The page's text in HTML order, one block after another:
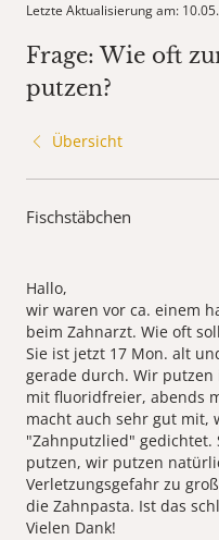
Letzte Aktualisierung am:
Frage: Wie oft
putzen?
Übersicht
Fischstäbchen
Hallo,
wir waren vor ca. einem
beim Zahnarzt. Wie oft
Sie ist jetzt 17 Mon. alt
gerade durch. Wir
mit fluoridfreier, abends
macht auch sehr gut mit,
"Zahnputzlied" gedichtet.
putzen, wir putzen
Verletzungsgefahr zu
die Zahnpasta. Ist das
Vielen Dank!